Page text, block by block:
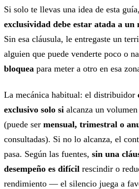
Si solo te llevas una idea de esta
exclusividad debe estar atada a
Sin esa cláusula, le entregaste un
alguien que puede venderte poco o
bloquea para meter a otro en esa
La mecánica habitual: el distribuidor
exclusivo solo si alcanza un
(puede ser mensual, trimestral o
consultadas). Si no lo alcanza, el
pasa. Según las fuentes, sin una
desempeño es difícil rescindir o
rendimiento — el silencio juega a